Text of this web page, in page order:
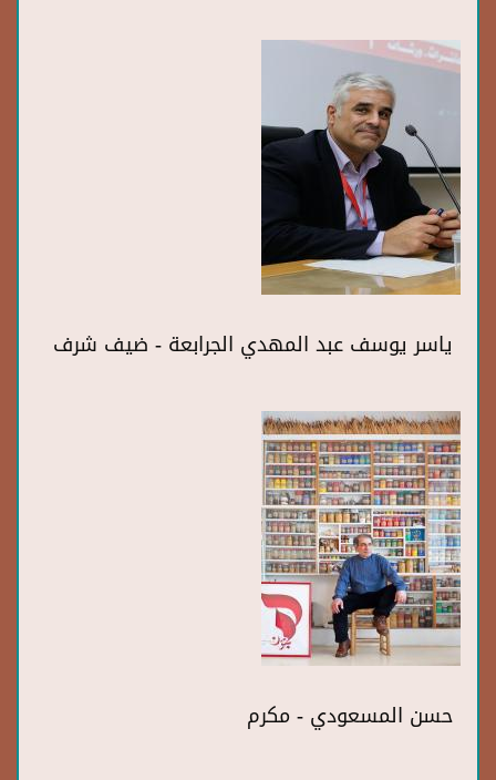
ياسر يوسف عبد المهدي الجرابعة - ضيف شرف
حسن المسعودي - مكرم